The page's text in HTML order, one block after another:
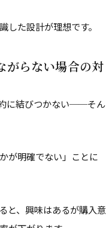
した設計が理想です。
がらない場合の対
に結びつかない──そん
が明確でない」ことに
と、興味はあるが購入意